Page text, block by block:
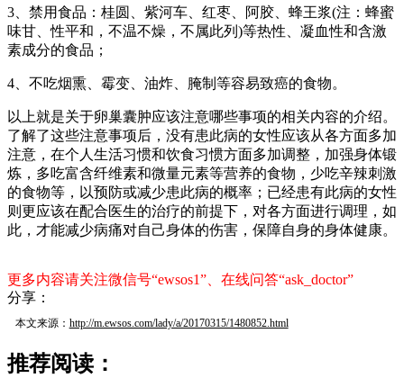
3、禁用食品：桂圆、紫河车、红枣、阿胶、蜂王浆(注：蜂蜜
味甘、性平和，不温不燥，不属此列)等热性、凝血性和含激
素成分的食品；
4、不吃烟熏、霉变、油炸、腌制等容易致癌的食物。
以上就是关于卵巢囊肿应该注意哪些事项的相关内容的介绍。
了解了这些注意事项后，没有患此病的女性应该从各方面多加
注意，在个人生活习惯和饮食习惯方面多加调整，加强身体锻
炼，多吃富含纤维素和微量元素等营养的食物，少吃辛辣刺激
的食物等，以预防或减少患此病的概率；已经患有此病的女性
则更应该在配合医生的治疗的前提下，对各方面进行调理，如
此，才能减少病痛对自己身体的伤害，保障自身的身体健康。
更多内容请关注微信号“ewsos1”、在线问答“ask_doctor”
分享：
本文来源： http://m.ewsos.com/lady/a/20170315/1480852.html
推荐阅读：